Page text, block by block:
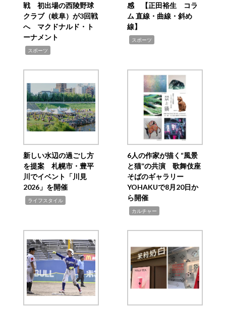
戦 初出場の西陵野球
クラブ（岐阜）が3回戦
へ マクドナルド・ト
ーナメント
スポーツ
感 【正田裕生 コラ
ム 直線・曲線・斜め
線】
スポーツ
新しい水辺の過ごし方
を提案 札幌市・豊平
川でイベント「川見
2026」を開催
ライフスタイル
6人の作家が描く“風景
と猫”の共演 歌舞伎座
そばのギャラリー
YOHAKUで8月20日か
ら開催
カルチャー